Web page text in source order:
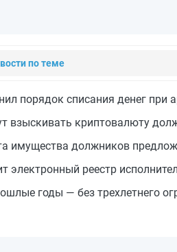
по теме
порядок списания денег при
взыскивать криптовалюту
имущества должников
электронный реестр
годы — без трехлетнего